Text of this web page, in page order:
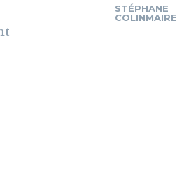
STÉPHANE
COLINMAIRE